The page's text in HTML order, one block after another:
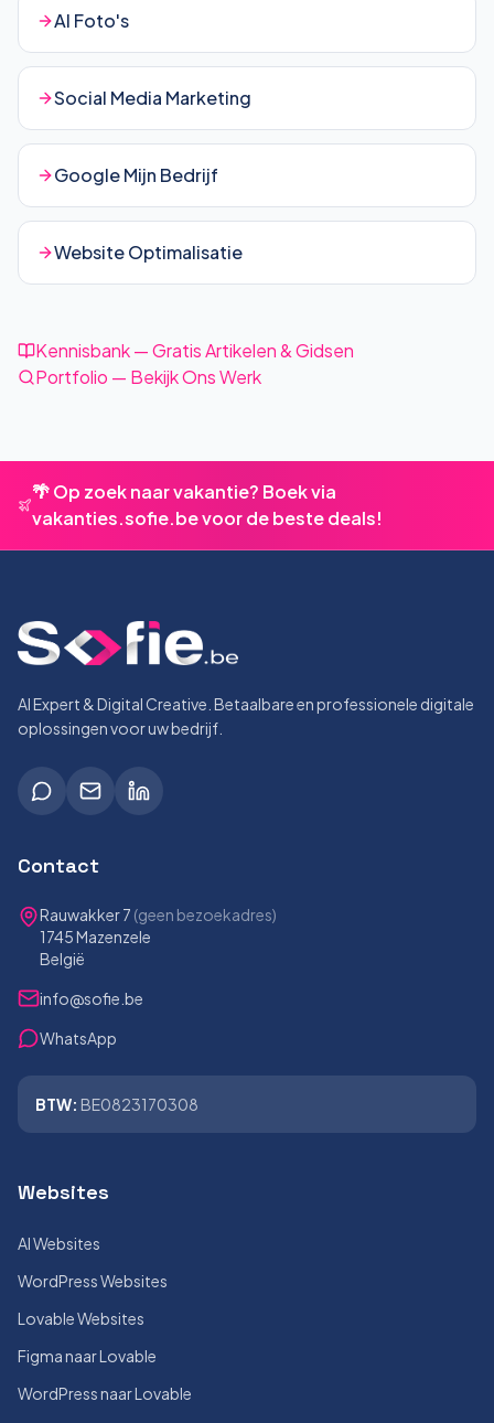
AI Foto's
Social Media Marketing
Google Mijn Bedrijf
Website Optimalisatie
Kennisbank — Gratis Artikelen & Gidsen
Portfolio — Bekijk Ons Werk
🌴 Op zoek naar vakantie? Boek via
vakanties.sofie.be voor de beste deals!
AI Expert & Digital Creative. Betaalbare en professionele digitale
oplossingen voor uw bedrijf.
Contact
Rauwakker 7 (geen bezoekadres)
1745 Mazenzele
België
info@sofie.be
WhatsApp
BTW: BE0823170308
Websites
AI Websites
WordPress Websites
Lovable Websites
Figma naar Lovable
WordPress naar Lovable